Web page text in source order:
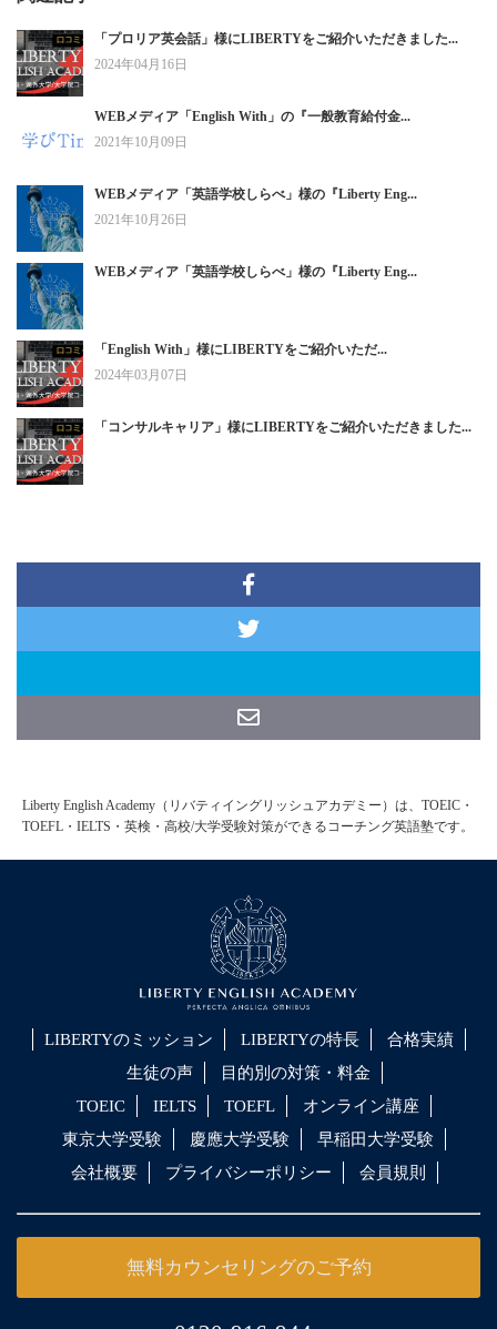
「プロリア英会話」様にLIBERTYをご紹介いただきました...
2024年04月16日
WEBメディア「English With」の『一般教育給付金...
2021年10月09日
WEBメディア「英語学校しらべ」様の『Liberty Eng...
2021年10月26日
WEBメディア「英語学校しらべ」様の『Liberty Eng...
「English With」様にLIBERTYをご紹介いただ...
2024年03月07日
「コンサルキャリア」様にLIBERTYをご紹介いただきました...
Liberty English Academy（リバティイングリッシュアカデミー）は、TOEIC・
TOEFL・IELTS・英検・高校/大学受験対策ができるコーチング英語塾です。
LIBERTYのミッション LIBERTYの特長
合格実績
生徒の声
目的別の対策・料金
TOEIC
IELTS TOEFL
オンライン講座
東京大学受験
慶應大学受験
早稲田大学受験
会社概要
プライバシーポリシー 会員規則
無料カウンセリングのご予約